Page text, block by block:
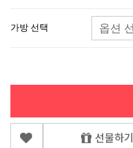
가방 선택
선물하기